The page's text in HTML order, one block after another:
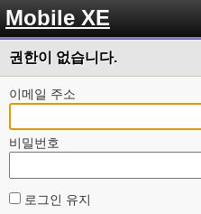
Mobile XE
권한이 없습니다.
이메일 주소
비밀번호
로그인 유지